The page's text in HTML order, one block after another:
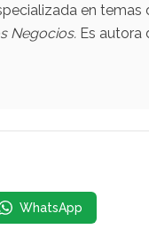
en
Negocios. Es autora
WhatsApp